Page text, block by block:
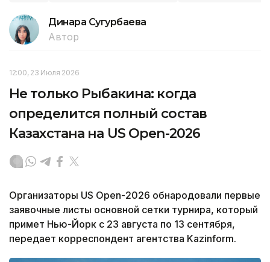
Динара Сугурбаева
Автор
12:00, 23 Июля 2026
Не только Рыбакина: когда
определится полный состав
Казахстана на US Open-2026
Организаторы US Open-2026 обнародовали первые
заявочные листы основной сетки турнира, который
примет Нью-Йорк с 23 августа по 13 сентября,
передает корреспондент агентства Kazinform.